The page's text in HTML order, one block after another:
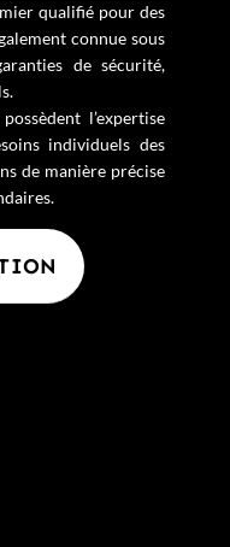
qualifié pour des
connue sous
de sécurité,
l’expertise
individuels des
de manière précise